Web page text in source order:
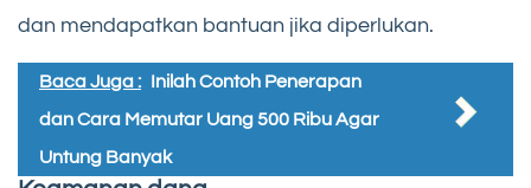
dan mendapatkan bantuan jika diperlukan.
Baca Juga : Inilah Contoh Penerapan
dan Cara Memutar Uang 500 Ribu Agar
Untung Banyak